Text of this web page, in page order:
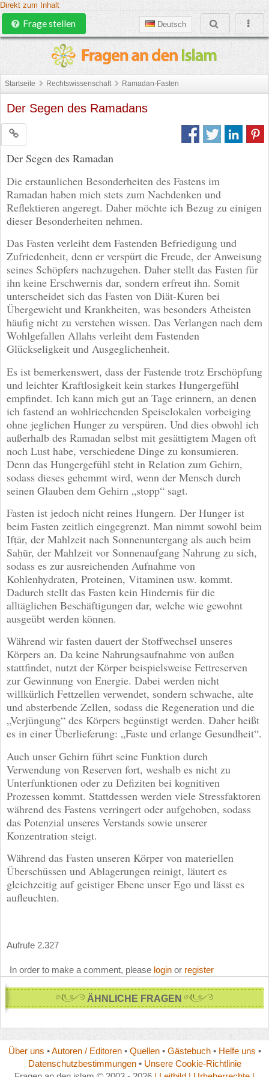
Direkt zum Inhalt
Deutsch
Frage stellen
Startseite Rechtswissenschaft Ramadan-Fasten
Der Segen des Ramadans
Der Segen des Ramadan
Die erstaunlichen Besonderheiten des Fastens im
Ramadan haben mich stets zum Nachdenken und
Reflektieren angeregt. Daher möchte ich Bezug zu einigen
dieser Besonderheiten nehmen.
Das Fasten verleiht dem Fastenden Befriedigung und
Zufriedenheit, denn er verspürt die Freude, der Anweisung
seines Schöpfers nachzugehen. Daher stellt das Fasten für
ihn keine Erschwernis dar, sondern erfreut ihn. Somit
unterscheidet sich das Fasten von Diät-Kuren bei
Übergewicht und Krankheiten, was besonders Atheisten
häufig nicht zu verstehen wissen. Das Verlangen nach dem
Wohlgefallen Allahs verleiht dem Fastenden
Glückseligkeit und Ausgeglichenheit.
Es ist bemerkenswert, dass der Fastende trotz Erschöpfung
und leichter Kraftlosigkeit kein starkes Hungergefühl
empfindet. Ich kann mich gut an Tage erinnern, an denen
ich fastend an wohlriechenden Speiselokalen vorbeiging
ohne jeglichen Hunger zu verspüren. Und dies obwohl ich
außerhalb des Ramadan selbst mit gesättigtem Magen oft
noch Lust habe, verschiedene Dinge zu konsumieren.
Denn das Hungergefühl steht in Relation zum Gehirn,
sodass dieses gehemmt wird, wenn der Mensch durch
seinen Glauben dem Gehirn „stopp“ sagt.
Fasten ist jedoch nicht reines Hungern. Der Hunger ist
beim Fasten zeitlich eingegrenzt. Man nimmt sowohl beim
Ifṭār, der Mahlzeit nach Sonnenuntergang als auch beim
Saḥūr, der Mahlzeit vor Sonnenaufgang Nahrung zu sich,
sodass es zur ausreichenden Aufnahme von
Kohlenhydraten, Proteinen, Vitaminen usw. kommt.
Dadurch stellt das Fasten kein Hindernis für die
alltäglichen Beschäftigungen dar, welche wie gewohnt
ausgeübt werden können.
Während wir fasten dauert der Stoffwechsel unseres
Körpers an. Da keine Nahrungsaufnahme von außen
stattfindet, nutzt der Körper beispielsweise Fettreserven
zur Gewinnung von Energie. Dabei werden nicht
willkürlich Fettzellen verwendet, sondern schwache, alte
und absterbende Zellen, sodass die Regeneration und die
„Verjüngung“ des Körpers begünstigt werden. Daher heißt
es in einer Überlieferung: „Faste und erlange Gesundheit“.
Auch unser Gehirn führt seine Funktion durch
Verwendung von Reserven fort, weshalb es nicht zu
Unterfunktionen oder zu Defiziten bei kognitiven
Prozessen kommt. Stattdessen werden viele Stressfaktoren
während des Fastens verringert oder aufgehoben, sodass
das Potenzial unseres Verstands sowie unserer
Konzentration steigt.
Während das Fasten unseren Körper von materiellen
Überschüssen und Ablagerungen reinigt, läutert es
gleichzeitig auf geistiger Ebene unser Ego und lässt es
aufleuchten.
Aufrufe 2.327
In order to make a comment, please login or register
ÄHNLICHE FRAGEN
Über uns •Autoren / Editoren• Quellen• Gästebuch• Helfe uns •
Datenschutzbestimmungen• Unsere Cookie-Richtlinie